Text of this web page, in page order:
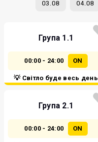
03.08 04.08
Група 1.1
00:00 - 24:00 ON
💡 Світло буде весь день
Група 2.1
00:00 - 24:00 ON